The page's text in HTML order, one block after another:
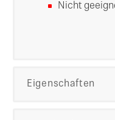
Nicht
Eigenschaften